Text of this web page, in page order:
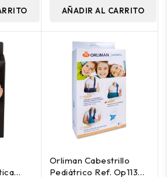
AÑADIR AL CARRITO
Orliman Cabestrillo
Pediátrico Ref. Op1132